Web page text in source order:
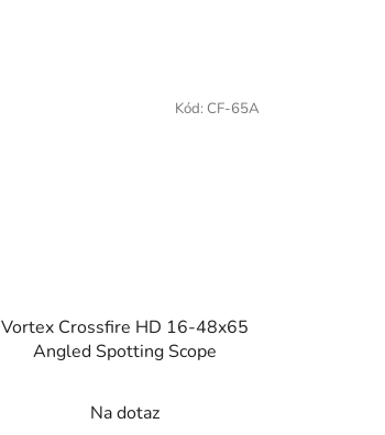
Vortex Crossfire HD 16-48x65
Angled Spotting Scope
Na dotaz
Kód: CF-65A